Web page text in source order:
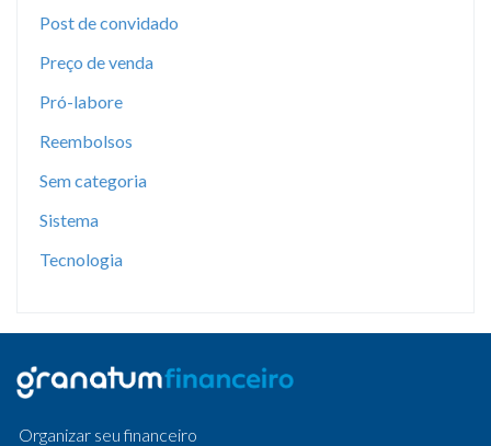
Post de convidado
Preço de venda
Pró-labore
Reembolsos
Sem categoria
Sistema
Tecnologia
Organizar seu financeiro